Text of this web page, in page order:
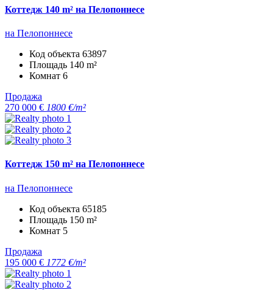
Коттедж 140 m² на Пелопоннесе
на Пелопоннесе
Код объекта 63897
Площадь 140 m²
Комнат 6
Продажа
270 000 € 1800 €/m²
Коттедж 150 m² на Пелопоннесе
на Пелопоннесе
Код объекта 65185
Площадь 150 m²
Комнат 5
Продажа
195 000 € 1772 €/m²